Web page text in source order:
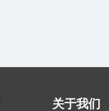
关于我们